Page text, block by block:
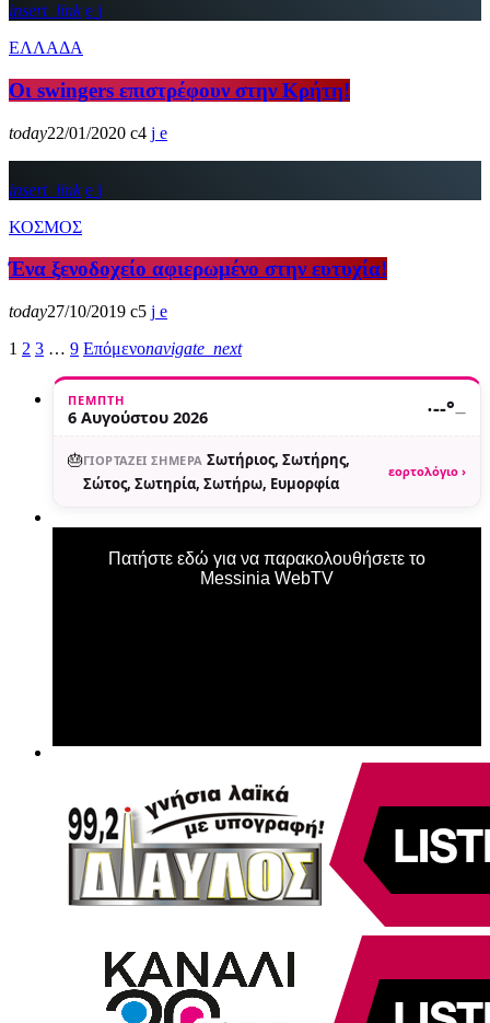
insert_link
ΕΛΛΑΔΑ
Οι swingers επιστρέφουν στην Κρήτη!
today22/01/2020 4
insert_link
ΚΟΣΜΟΣ
Ένα ξενοδοχείο αφιερωμένο στην ευτυχία!
today27/10/2019
5
1 2 3 … 9 Επόμενοnavigate_next
ΠΈΜΠΤΗ
6 Αυγούστου 2026 ·--°—
🎂ΓΙΟΡΤΆΖΕΙ ΣΉΜΕΡΑ Σωτήριος, Σωτήρης,
Σώτος, Σωτηρία, Σωτήρω, Ευμορφία
εορτολόγιο ›
Πατήστε εδώ για να παρακολουθήσετε το
Messinia WebTV